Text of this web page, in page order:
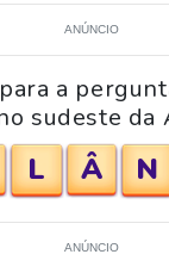
ANÚNCIO
a
sudeste da
L Â N
ANÚNCIO